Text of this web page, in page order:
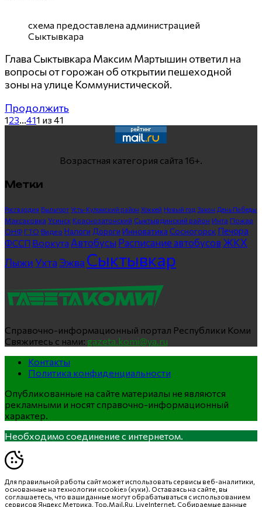
схема предоставлена администрацией
Сыктывкара
Глава Сыктывкара Максим Мартышин ответил на
вопросы от горожан об открытии пешеходной
зоны на улице Коммунистической.
Продолжить
123...411 из 41
Возрастная категория сайта 16+.
Метки
Росгвардия Выльгорт Усть-Куломский район Хоккей Новый год Закон День Победы
Максаковка Усинск Краснозатонский Сыктывдинский район Инта Пожар
ОНФ ГТО Видео Налоги Дороги Инноватика Сосногорск Печора
ФССП Воркута Автобусы Расписание автобусов ЖКХ
ЛыжиУхта Эжва Сыктывкар
Справочно-информационный портал Республики Коми
Свяжитесь с нами: gazeta.komi@ya.ru
Контакты
Политика конфиденциальности
Опубликованные на сайте материалы не являются
рекламными и носят справочно-информационный
характер.
Необходимо соединение с интернетом.
Для правильной работы сайт может использовать сервисы веб-аналитики,
основанные на технологии «cookie» (куки). Оставаясь на сайте, вы
соглашаетесь, что ваши данные могут обрабатываться с использованием
сервисов Яндекс Метрика, Top.Mail.Ru, LiveInternet. Собираемые данные